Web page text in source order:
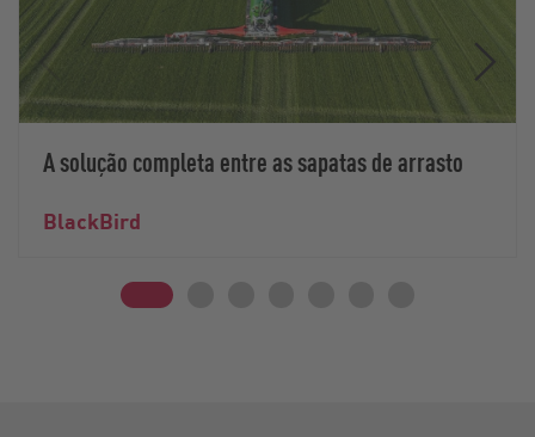
A solução completa entre as sapatas de arrasto
BlackBird